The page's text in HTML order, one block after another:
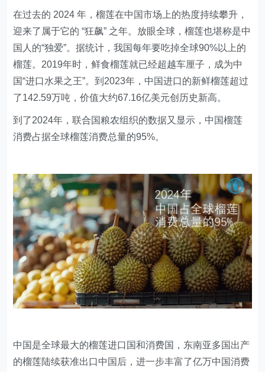
在过去的 2024 年，榴莲在中国市场上的热度持续攀升，
迎来了属于它的 “狂飙” 之年。放眼全球，榴莲也堪称是中
国人的“独爱”。据统计，我国每年要吃掉全球90%以上的
榴莲。2019年时，鲜食榴莲就已经超越车厘子，成为中
国“进口水果之王”。到2023年，中国进口的新鲜榴莲超过
了142.59万吨，价值大约67.16亿美元创历史新高。
到了2024年，联合国粮农组织的数据又显示，中国榴莲
消费占据全球榴莲消费总量的95%。
中国是全球最大的榴莲进口国和消费国，东南亚多国出产
的榴莲陆续获准出口中国后，进一步丰富了亿万中国消费